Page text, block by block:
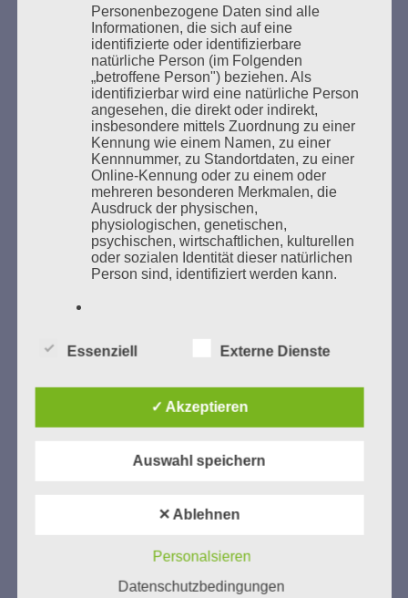
des Gedenkens an die Verbrennung von Büchern am
Kaifu-Ufer – genau an dem Ort, wo im Mai 1933 NS-
Studentenorganisationen und Burschenschaftler
Bücher verbrannten.
Weitere Informationen:lesezeichen-setzen.de
GEDENKEN UND ERINNERN BEGINNT IN
UNSERER NACHBARSCHAFT
Leben in Menschenwürde garantiert.
Personenbezogene Daten sind alle
Informationen, die sich auf eine
identifizierte oder identifizierbare
natürliche Person (im Folgenden
„betroffene Person") beziehen. Als
identifizierbar wird eine natürliche Person
angesehen, die direkt oder indirekt,
insbesondere mittels Zuordnung zu einer
Kennung wie einem Namen, zu einer
Kennnummer, zu Standortdaten, zu einer
Online-Kennung oder zu einem oder
mehreren besonderen Merkmalen, die
Ausdruck der physischen,
physiologischen, genetischen,
psychischen, wirtschaftlichen, kulturellen
oder sozialen Identität dieser natürlichen
Person sind, identifiziert werden kann.
oder identifizierbare natürliche Person,
deren personenbezogene Daten von dem
für die Verarbeitung Verantwortlichen
automatisierter Verfahren ausgeführte
im Zusammenhang mit
Essenziell Externe Dienste
✓ Akzeptieren
Auswahl speichern
✕ Ablehnen
Personalsieren
Datenschutzbedingungen